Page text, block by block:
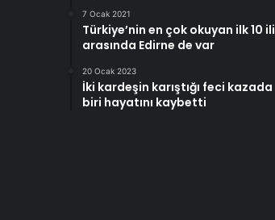
7 Ocak 2021
Türkiye’nin en çok okuyan ilk 10 ili
arasında Edirne de var
20 Ocak 2023
İki kardeşin karıştığı feci kazada
biri hayatını kaybetti